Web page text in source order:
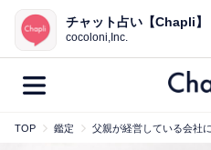
鑑定記事・
チャット占い【Chapli】
cocoloni,Inc.
TOP 鑑定 父親が経営している会社